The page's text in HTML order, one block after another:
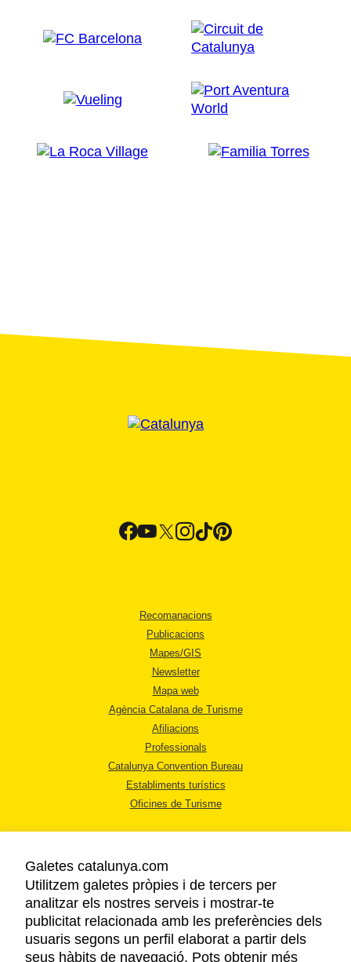
Recomanacions
Publicacions
Mapes/GIS
Newsletter
Mapa web
Agència Catalana de Turisme
Afiliacions
Professionals
Catalunya Convention Bureau
Establiments turístics
Oficines de Turisme
AVÍS LEGAL
POLÍTICA DE PRIVACITAT
COOKIES
Galetes catalunya.com
Utilitzem galetes pròpies i de tercers per
analitzar els nostres serveis i mostrar-te
publicitat relacionada amb les preferències dels
usuaris segons un perfil elaborat a partir dels
seus hàbits de navegació. Pots obtenir més